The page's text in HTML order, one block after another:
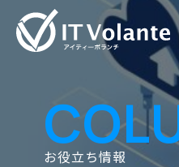
お役立ち情報